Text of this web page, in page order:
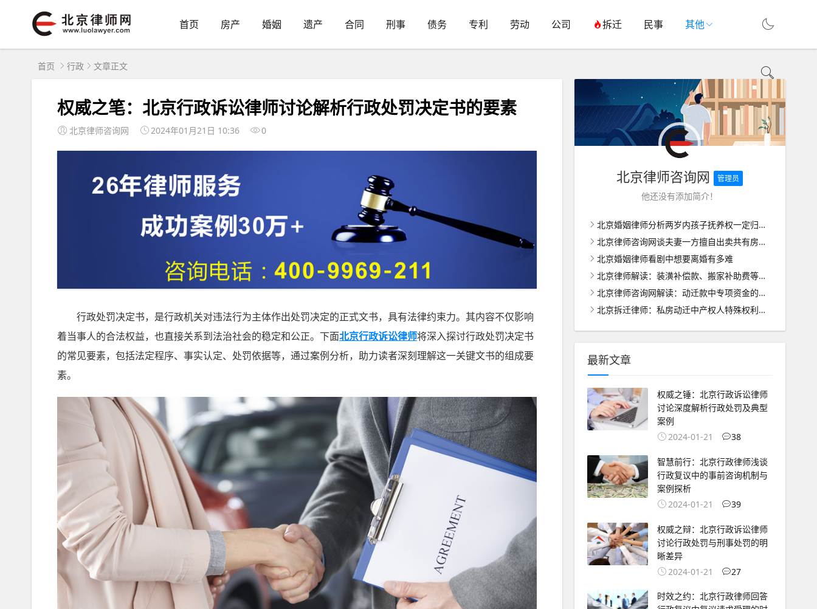
首页 房产 婚姻 遗产 合同 刑事 债务 专利 劳动 公司 拆迁 民事 其他
首页 行政 文章正文
权威之笔：北京行政诉讼律师讨论解析行政处罚决定书的要素
北京律师咨询网 2024年01月21日 10:36 0
行政处罚决定书，是行政机关对违法行为主体作出处罚决定的正式文书，具有法律约束力。其内容不仅影响
着当事人的合法权益，也直接关系到法治社会的稳定和公正。下面北京行政诉讼律师将深入探讨行政处罚决定书
的常见要素，包括法定程序、事实认定、处罚依据等，通过案例分析，助力读者深刻理解这一关键文书的组成要
素。
北京律师咨询网 管理员
他还没有添加简介！
北京婚姻律师分析两岁内孩子抚养权一定归女方吗
北京律师咨询网谈夫妻一方擅自出卖共有房屋如何维权
北京婚姻律师看剧中想要离婚有多难
北京律师解读：装潢补偿款、搬家补助费等的合理分配之道
北京律师咨询网解读：动迁款中专项资金的管理与使用之道
北京拆迁律师：私房动迁中产权人特殊权利的法律保护与处理
最新文章
权威之锤：北京行政诉讼律师
讨论深度解析行政处罚及典型
案例
2024-01-21
38
智慧前行：北京行政律师浅谈
行政复议中的事前咨询机制与
案例探析
2024-01-21
39
权威之辩：北京行政诉讼律师
讨论行政处罚与刑事处罚的明
晰差异
2024-01-21
27
时效之约：北京行政律师回答